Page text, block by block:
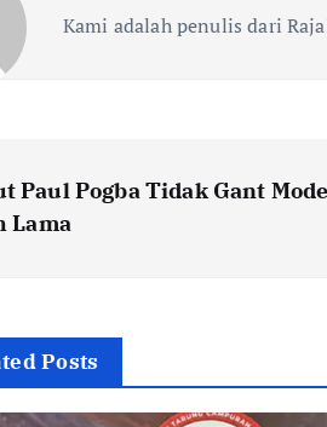
Kami adalah penulis dari
Paul Pogba Tidak Gant
Lama
Posts